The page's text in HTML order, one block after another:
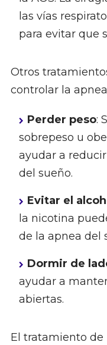
las vías
para evitar que
Otros
controlar la
Perder peso:
sobrepeso u
ayudar a
del sueño.
Evitar el
la nicotina
de la apnea del
Dormir de
ayudar a
abiertas.
El tratamiento de